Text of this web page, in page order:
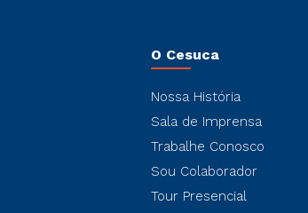
O Cesuca
Nossa História
Sala de Imprensa
Trabalhe Conosco
Sou Colaborador
Tour Presencial